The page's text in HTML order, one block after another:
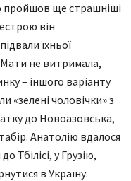
пройшов ще страшніші
він
їхньої
Мати не витримала,
– іншого варіанту
«зелені чоловічки» з
до Новоазовська,
Анатолію вдалося
Тбілісі, у Грузію,
в Україну.